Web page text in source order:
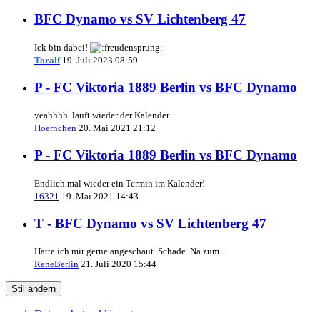
BFC Dynamo vs SV Lichtenberg 47
Ick bin dabei!
Toralf 19. Juli 2023 08:59
P - FC Viktoria 1889 Berlin vs BFC Dynamo
yeahhhh. läuft wieder der Kalender
Hoernchen 20. Mai 2021 21:12
P - FC Viktoria 1889 Berlin vs BFC Dynamo
Endlich mal wieder ein Termin im Kalender!
16321 19. Mai 2021 14:43
T - BFC Dynamo vs SV Lichtenberg 47
Hätte ich mir gerne angeschaut. Schade. Na zum…
ReneBerlin 21. Juli 2020 15:44
Stil ändern